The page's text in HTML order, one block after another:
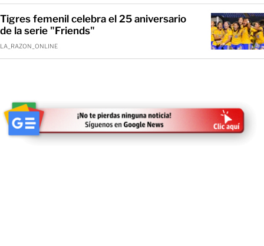
Tigres femenil celebra el 25 aniversario
de la serie "Friends"
LA_RAZON_ONLINE